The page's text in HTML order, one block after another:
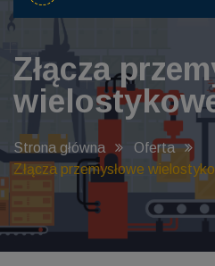
Złącza
Strona główna
Oferta
Złącza przemysłowe